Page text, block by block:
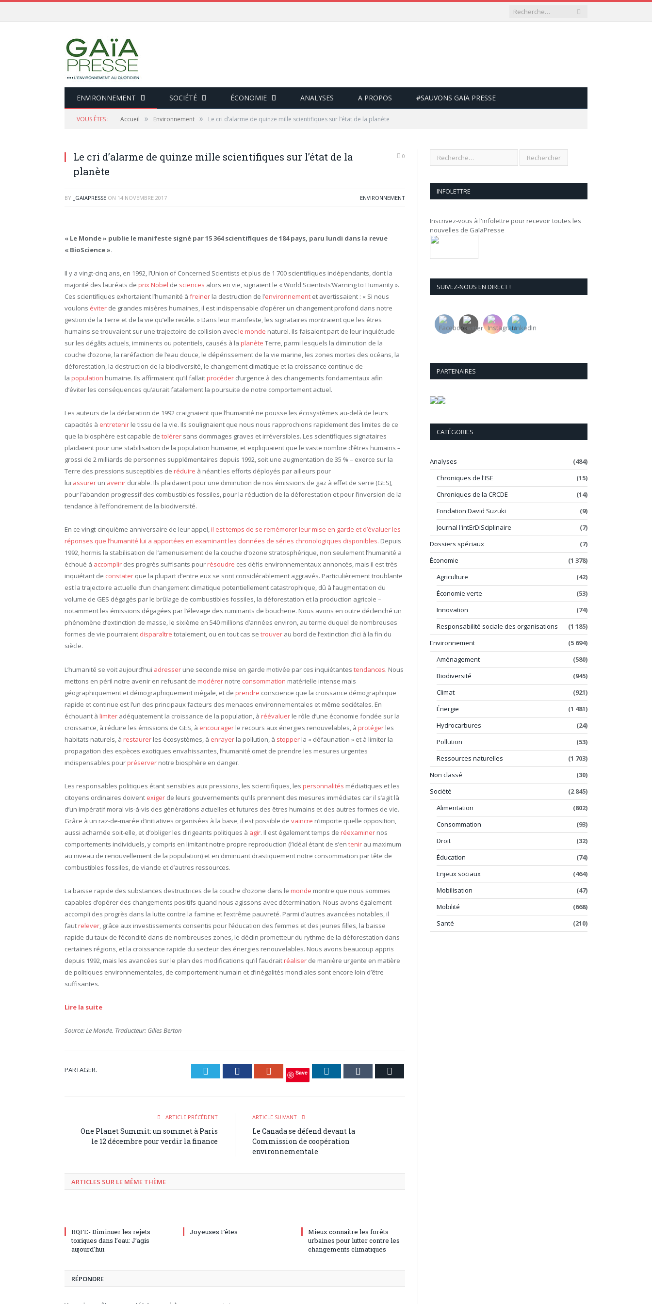
ENVIRONNEMENT SOCIÉTÉ ÉCONOMIE ANALYSES A PROPOS #SAUVONS GAÏA PRESSE
VOUS ÊTES : Accueil » Environnement » Le cri d’alarme de quinze mille scientifiques sur l’état de la planète
Le cri d’alarme de quinze mille scientifiques sur l’état de la
planète
0
BY _GAIAPRESSE ON 14 NOVEMBRE 2017 ENVIRONNEMENT
« Le Monde » publie le manifeste signé par 15 364 scientifiques de 184 pays, paru lundi dans la revue
« BioScience ».
Il y a vingt-cinq ans, en 1992, l’Union of Concerned Scientists et plus de 1 700 scientifiques indépendants, dont la
majorité des lauréats de prix Nobel de sciences alors en vie, signaient le « World Scientists’Warning to Humanity ».
Ces scientifiques exhortaient l’humanité à freiner la destruction de l’environnement et avertissaient : « Si nous
voulons éviter de grandes misères humaines, il est indispensable d’opérer un changement profond dans notre
gestion de la Terre et de la vie qu’elle recèle. » Dans leur manifeste, les signataires montraient que les êtres
humains se trouvaient sur une trajectoire de collision avecle monde naturel. Ils faisaient part de leur inquiétude
sur les dégâts actuels, imminents ou potentiels, causés à la planète Terre, parmi lesquels la diminution de la
couche d’ozone, la raréfaction de l’eau douce, le dépérissement de la vie marine, les zones mortes des océans, la
déforestation, la destruction de la biodiversité, le changement climatique et la croissance continue de
la population humaine. Ils affirmaient qu’il fallaitprocéder d’urgence à des changements fondamentaux afin
d’éviter les conséquences qu’aurait fatalement la poursuite de notre comportement actuel.
Les auteurs de la déclaration de 1992 craignaient que l’humanité ne pousse les écosystèmes au-delà de leurs
capacités à entretenir le tissu de la vie. Ils soulignaient que nous nous rapprochions rapidement des limites de ce
que la biosphère est capable de tolérer sans dommages graves et irréversibles. Les scientifiques signataires
plaidaient pour une stabilisation de la population humaine, et expliquaient que le vaste nombre d’êtres humains –
grossi de 2 milliards de personnes supplémentaires depuis 1992, soit une augmentation de 35 % – exerce sur la
Terre des pressions susceptibles de réduire à néant les efforts déployés par ailleurs pour
lui assurer un avenir durable. Ils plaidaient pour une diminution de nos émissions de gaz à effet de serre (GES),
pour l’abandon progressif des combustibles fossiles, pour la réduction de la déforestation et pour l’inversion de la
tendance à l’effondrement de la biodiversité.
En ce vingt-cinquième anniversaire de leur appel,il est temps de se remémorer leur mise en garde et d’évaluer les
réponses que l’humanité lui a apportées en examinant les données de séries chronologiques disponibles. Depuis
1992, hormis la stabilisation de l’amenuisement de la couche d’ozone stratosphérique, non seulement l’humanité a
échoué à accomplir des progrès suffisants pourrésoudre ces défis environnementaux annoncés, mais il est très
inquiétant de constater que la plupart d’entre eux se sont considérablement aggravés. Particulièrement troublante
est la trajectoire actuelle d’un changement climatique potentiellement catastrophique, dû à l’augmentation du
volume de GES dégagés par le brûlage de combustibles fossiles, la déforestation et la production agricole –
notamment les émissions dégagées par l’élevage des ruminants de boucherie. Nous avons en outre déclenché un
phénomène d’extinction de masse, le sixième en 540 millions d’années environ, au terme duquel de nombreuses
formes de vie pourraient disparaître totalement, ou en tout cas se trouver au bord de l’extinction d’ici à la fin du
siècle.
L’humanité se voit aujourd’hui adresser une seconde mise en garde motivée par ces inquiétantes tendances. Nous
mettons en péril notre avenir en refusant de modérer notre consommation matérielle intense mais
géographiquement et démographiquement inégale, et de prendre conscience que la croissance démographique
rapide et continue est l’un des principaux facteurs des menaces environnementales et même sociétales. En
échouant à limiter adéquatement la croissance de la population, à réévaluer le rôle d’une économie fondée sur la
croissance, à réduire les émissions de GES, à encourager le recours aux énergies renouvelables, à protéger les
habitats naturels, à restaurer les écosystèmes, à enrayer la pollution, à stopper la « défaunation » et à limiter la
propagation des espèces exotiques envahissantes, l’humanité omet de prendre les mesures urgentes
indispensables pourpréserver notre biosphère en danger.
Les responsables politiques étant sensibles aux pressions, les scientifiques, les personnalités médiatiques et les
citoyens ordinaires doivent exiger de leurs gouvernements qu’ils prennent des mesures immédiates car il s’agit là
d’un impératif moral vis-à-vis des générations actuelles et futures des êtres humains et des autres formes de vie.
Grâce à un raz-de-marée d’initiatives organisées à la base, il est possible de vaincre n’importe quelle opposition,
aussi acharnée soit-elle, et d’obliger les dirigeants politiques à agir. Il est également temps de réexaminer nos
comportements individuels, y compris en limitant notre propre reproduction (l’idéal étant de s’en tenir au maximum
au niveau de renouvellement de la population) et en diminuant drastiquement notre consommation par tête de
combustibles fossiles, de viande et d’autres ressources.
La baisse rapide des substances destructrices de la couche d’ozone dans le monde montre que nous sommes
capables d’opérer des changements positifs quand nous agissons avec détermination. Nous avons également
accompli des progrès dans la lutte contre la famine et l’extrême pauvreté. Parmi d’autres avancées notables, il
fautrelever, grâce aux investissements consentis pour l’éducation des femmes et des jeunes filles, la baisse
rapide du taux de fécondité dans de nombreuses zones, le déclin prometteur du rythme de la déforestation dans
certaines régions, et la croissance rapide du secteur des énergies renouvelables. Nous avons beaucoup appris
depuis 1992, mais les avancées sur le plan des modifications qu’il faudraitréaliser de manière urgente en matière
de politiques environnementales, de comportement humain et d’inégalités mondiales sont encore loin d’être
suffisantes.
Lire la suite
Source: Le Monde. Traducteur: Gilles Berton
PARTAGER. Twitter Facebook Google+
Save LinkedIn Tumblr
ARTICLE PRÉCÉDENT
One Planet Summit: un sommet à Paris
le 12 décembre pour verdir la finance
ARTICLE SUIVANT
Le Canada se défend devant la
Commission de coopération
environnementale
ARTICLES SUR LE MÊME THÈME
RQFE- Diminuer les rejets
toxiques dans l’eau: J’agis
aujourd’hui
Joyeuses Fêtes
Mieux connaître les forêts
urbaines pour lutter contre les
changements climatiques
RÉPONDRE
INFOLETTRE
Inscrivez-vous à l'infolettre pour recevoir toutes les
nouvelles de GaïaPresse
SUIVEZ-NOUS EN DIRECT !
PARTENAIRES
CATÉGORIES
Analyses
(484)
Chroniques de l'ISE
(15)
Chroniques de la CRCDE
(14)
Fondation David Suzuki
(9)
Journal l'intErDiSciplinaire
(7)
Dossiers spéciaux
(7)
Économie
(1 378)
Agriculture
(42)
Économie verte
(53)
Innovation
(74)
Responsabilité sociale des organisations
(1 185)
Environnement
(5 694)
Aménagement
(580)
Biodiversité
(945)
Climat
(921)
Énergie
(1 481)
Hydrocarbures
(24)
Pollution
(53)
Ressources naturelles
(1 703)
Non classé
(30)
Société
(2 845)
Alimentation
(802)
Consommation
(93)
Droit
(32)
Éducation
(74)
Enjeux sociaux
(464)
Mobilisation
(47)
Mobilité
(668)
Santé
(210)